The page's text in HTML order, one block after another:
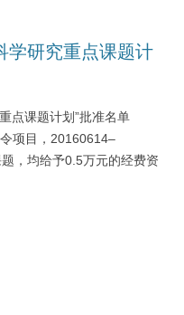
学研究重点课题计
点课题计划”批准名单
项目，20160614–
，均给予0.5万元的经费资